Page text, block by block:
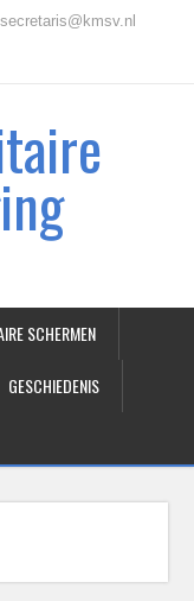
secretaris@kmsv.nl
SCHERMEN
GESCHIEDENIS